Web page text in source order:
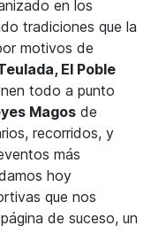
en los
tradiciones que la
motivos de
El Poble
todo a punto
Magos de
recorridos, y
más
hoy
que nos
de suceso, un